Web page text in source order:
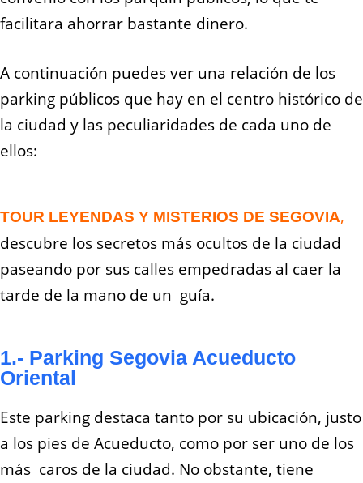
facilitara ahorrar bastante dinero.
A continuación puedes ver una relación de los
parking públicos que hay en el centro histórico de
la ciudad y las peculiaridades de cada uno de
ellos:
TOUR LEYENDAS Y MISTERIOS DE SEGOVIA,
descubre los secretos más ocultos de la ciudad
paseando por sus calles empedradas al caer la
tarde de la mano de un guía.
1.- Parking Segovia Acueducto
Oriental
Este parking destaca tanto por su ubicación, justo
a los pies de Acueducto, como por ser uno de los
más caros de la ciudad. No obstante, tiene